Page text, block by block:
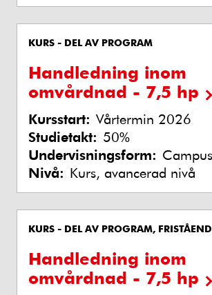
KURS - DEL AV PROGRAM
Handledning inom
omvårdnad - 7,5 hp
Kursstart: Vårtermin 2026
Studietakt: 50%
Undervisningsform: Campus
Nivå: Kurs, avancerad nivå
KURS - DEL AV PROGRAM,
Handledning inom
omvårdnad - 7,5 hp